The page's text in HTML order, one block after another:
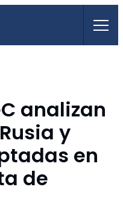
analizan
y
en
de